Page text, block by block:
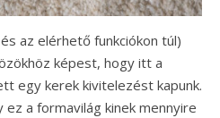
az elérhető funkciókon túl)
képest, hogy itt a
egy kerek kivitelezést kapunk.
a formavilág kinek mennyire